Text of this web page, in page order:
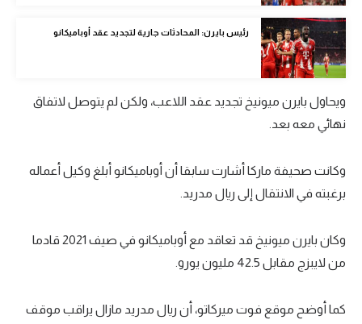
رياضة نسائية
آسيا
أمريكا
ركن الألعاب
تحقيق في الجول
تحليل في الجول
رئيس بايرن: المحادثات جارية لتجديد عقد أوباميكانو
ويحاول بايرن ميونيخ تجديد عقد اللاعب، ولكن لم يتوصل لاتفاق
نهائي معه بعد.
وكانت صحيفة ماركا أشارت سابقا أن أوباميكانو أبلغ وكيل أعماله
برغبته في الانتقال إلى ريال مدريد.
وكان بايرن ميونيخ قد تعاقد مع أوباميكانو في صيف 2021 قادما
من لايبزج مقابل 42.5 مليون يورو.
كما أوضح موقع فوت ميركاتو، أن ريال مدريد مازال يراقب موقف